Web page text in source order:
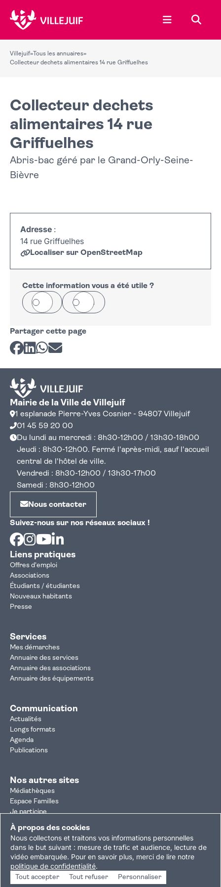
À propos des cookies
Nous collectons et traitons vos informations personnelles
dans le but suivant : mesure de trafic et audience, lecture de
vidéo embarquée. Pour en savoir plus, merci de lire notre
politique de confidentialité.
Tout accepter Tout refuser Personnaliser
Ouvrir le
Villejuif» Tous les annuaires»
Collecteur dechets alimentaires 14 rue Griffuelhes
Collecteur dechets
alimentaires 14 rue
Griffuelhes
Abris-bac géré par le Grand-Orly-Seine-
Bièvre
Adresse :
14 rue Griffuelhes
Localiser sur OpenStreetMap
+
−
Leaflet
Cette information vous a été utile ?
Oui Non
Partager cette page
Partager sur Facebook
Partager sur LinkedIn
Partager sur Whatsapp
Partager par courriel
Mairie de la Ville de Villejuif
1 esplanade Pierre-Yves Cosnier - 94807 Villejuif
01 45 59 20 00
Du lundi au mercredi : 8h30-12h00 / 13h30-18h00
Jeudi : 8h30-12h00. Fermé l'après-midi, sauf l'accueil
central de l'hôtel de ville.
Vendredi : 8h30-12h00 / 13h30-17h00
Samedi : 8h30-12h00
Nous contacter
Suivez-nous sur nos réseaux sociaux !
Facebook
Instagram
Youtube
Liens pratiques
Offres d'emploi
Associations
Étudiants / étudiantes
Nouveaux habitants
Presse
Services
Mes démarches
Annuaire des services
Annuaire des associations
Annuaire des équipements
Communication
Actualités
Longs formats
Agenda
Publications
Nos autres sites
Médiathèques
Espace Familles
Je participe
Autorisation d'urbanisme
Résultats électoraux
Plan du site Nous contacterMentions légales
Politique de confidentialitéAccessibilité : partiellement conforme
Gestion des cookies
Copyright © 2026 Ville de Villejuif